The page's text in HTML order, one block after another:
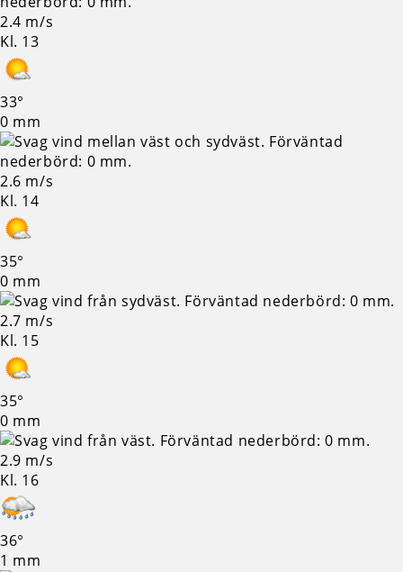
2.4 m/s
Kl. 13
33°
0 mm
2.6 m/s
Kl. 14
35°
0 mm
2.7 m/s
Kl. 15
35°
0 mm
2.9 m/s
Kl. 16
36°
1 mm